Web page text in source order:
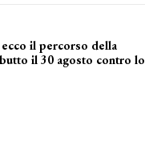
il percorso della
il 30 agosto contro lo